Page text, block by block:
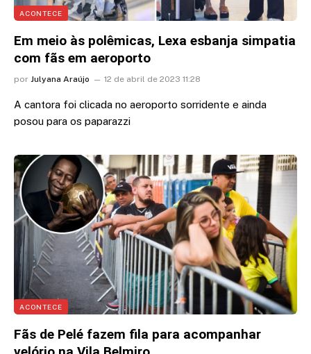
ACONTECE
Em meio às polêmicas, Lexa esbanja simpatia
com fãs em aeroporto
por Julyana Araújo 12 de abril de 2023 11:28
A cantora foi clicada no aeroporto sorridente e ainda
posou para os paparazzi
ACONTECE
Fãs de Pelé fazem fila para acompanhar